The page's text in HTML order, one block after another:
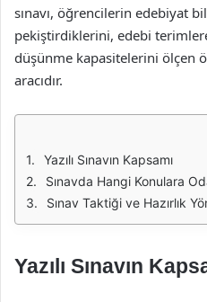
sınavı, öğrencilerin edebiyat
pekiştirdiklerini, edebi
düşünme kapasitelerini ölçen
aracıdır.
Yazılı Sınavın Kapsamı
Sınavda Hangi Konulara
Sınav Taktiği ve Hazırlık
Yazılı Sınavın